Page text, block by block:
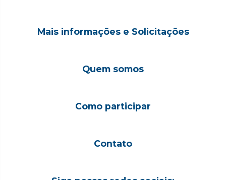
Mais informações e Solicitações
Quem somos
Como participar
Contato